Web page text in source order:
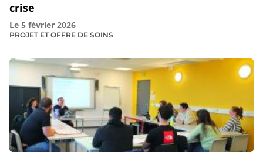
crise
Le 5 février 2026
PROJET ET OFFRE DE SOINS